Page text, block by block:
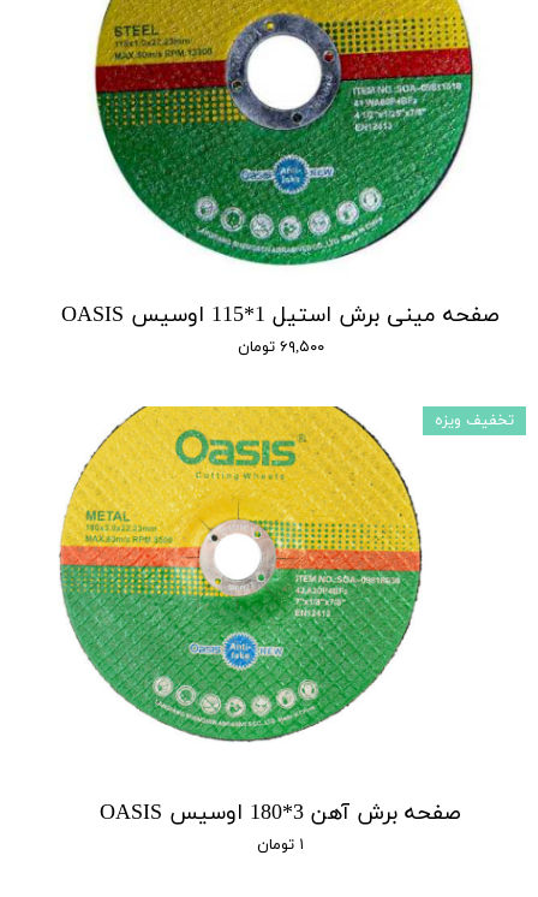
صفحه مینی برش استیل 1*115 اوسیس OASIS
۶۹,۵۰۰ تومان
صفحه برش آهن 3*180 اوسیس OASIS
۱ تومان
تخفیف ویزه